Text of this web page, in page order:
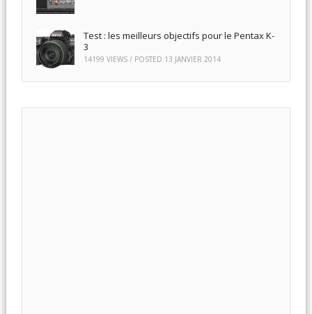
Test : les meilleurs objectifs pour le Pentax K-
3
14199 VIEWS / POSTED 13 JANVIER 2014